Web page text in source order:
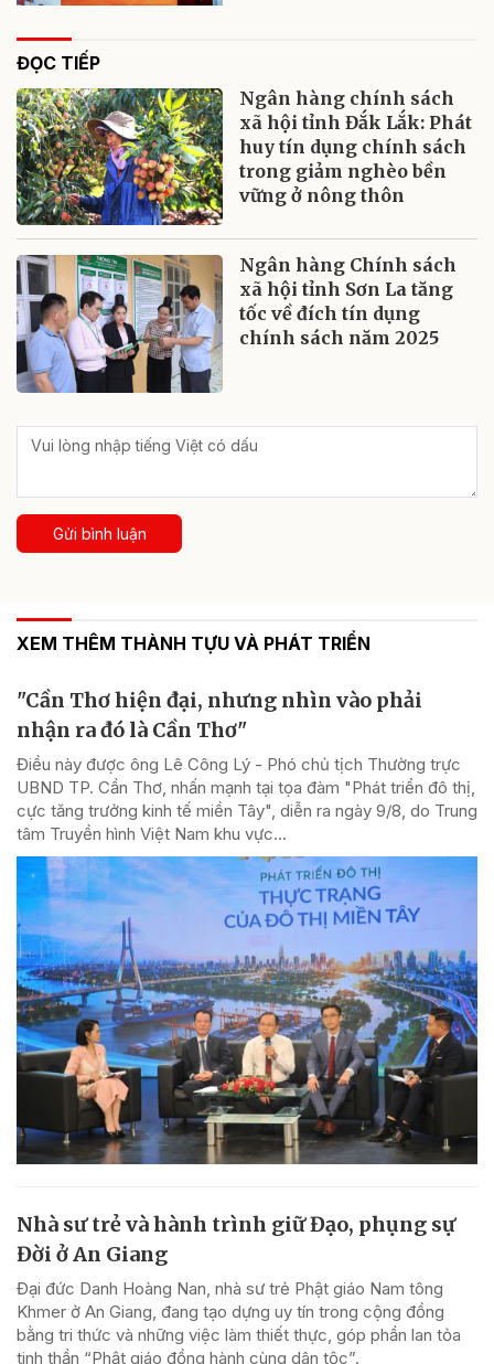
ĐỌC TIẾP
Ngân hàng chính sách
xã hội tỉnh Đắk Lắk: Phát
huy tín dụng chính sách
trong giảm nghèo bền
vững ở nông thôn
Ngân hàng Chính sách
xã hội tỉnh Sơn La tăng
tốc về đích tín dụng
chính sách năm 2025
Gửi bình luận
XEM THÊM THÀNH TỰU VÀ PHÁT TRIỂN
"Cần Thơ hiện đại, nhưng nhìn vào phải
nhận ra đó là Cần Thơ"
Điều này được ông Lê Công Lý - Phó chủ tịch Thường trực
UBND TP. Cần Thơ, nhấn mạnh tại tọa đàm "Phát triển đô thị,
cực tăng trưởng kinh tế miền Tây", diễn ra ngày 9/8, do Trung
tâm Truyền hình Việt Nam khu vực...
Nhà sư trẻ và hành trình giữ Đạo, phụng sự
Đời ở An Giang
Đại đức Danh Hoàng Nan, nhà sư trẻ Phật giáo Nam tông
Khmer ở An Giang, đang tạo dựng uy tín trong cộng đồng
bằng tri thức và những việc làm thiết thực, góp phần lan tỏa
tinh thần “Phật giáo đồng hành cùng dân tộc”.